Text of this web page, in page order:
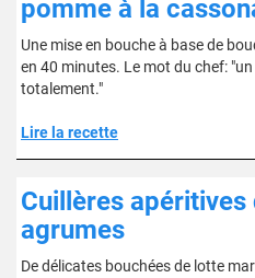
pomme à la
Une mise en bouche à base de
en 40 minutes. Le mot du chef:
totalement."
Lire la recette
Cuillères apéritives
agrumes
De délicates bouchées de lotte